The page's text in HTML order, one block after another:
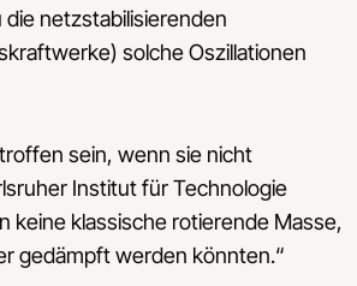
netzstabilisierenden
solche Oszillationen
sein, wenn sie nicht
Institut für Technologie
keine klassische rotierende Masse,
gedämpft werden könnten.“